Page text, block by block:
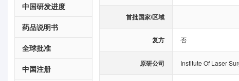
中国研发进度
药品说明书
全球批准
中国注册
首批国家/区域
复方 否
原研公司 Institute Of Laser